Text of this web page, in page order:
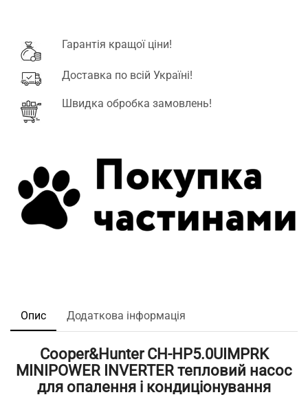
Гарантія кращої ціни!
Доставка по всій Україні!
Швидка обробка замовлень!
Опис Додаткова інформація
Cooper&Hunter CH-HP5.0UIMPRK
MINIPOWER INVERTER тепловий насос
для опалення і кондиціонування